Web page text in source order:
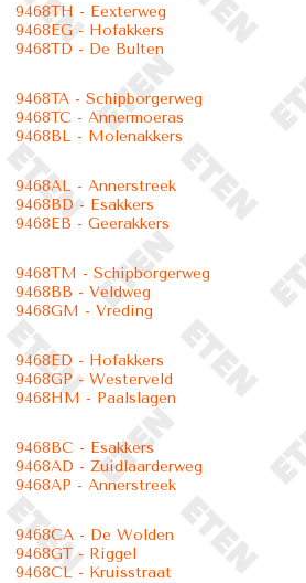
9468TH - Eexterweg
9468EG - Hofakkers
9468TD - De Bulten
9468TA - Schipborgerweg
9468TC - Annermoeras
9468BL - Molenakkers
9468AL - Annerstreek
9468BD - Esakkers
9468EB - Geerakkers
9468TM - Schipborgerweg
9468BB - Veldweg
9468GM - Vreding
9468ED - Hofakkers
9468GP - Westerveld
9468HM - Paalslagen
9468BC - Esakkers
9468AD - Zuidlaarderweg
9468AP - Annerstreek
9468CA - De Wolden
9468GT - Riggel
9468CL - Kruisstraat